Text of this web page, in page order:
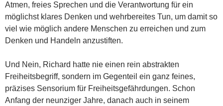
Atmen, freies Sprechen und die Verantwortung für ein
möglichst klares Denken und wehrbereites Tun, um damit so
viel wie möglich andere Menschen zu erreichen und zum
Denken und Handeln anzustiften.
Und Nein, Richard hatte nie einen rein abstrakten
Freiheitsbegriff, sondern im Gegenteil ein ganz feines,
präzises Sensorium für Freiheitsgefährdungen. Schon
Anfang der neunziger Jahre, danach auch in seinem